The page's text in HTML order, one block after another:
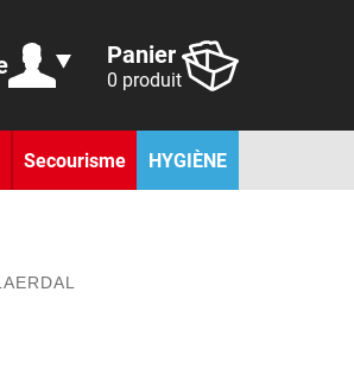
Panier
0 produit
Secourisme HYGIÈNE